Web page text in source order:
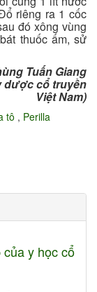
riêng ra 1 cốc
đó xông vùng
thuốc ấm, sử
Tuấn Giang
dược cổ truyền
Việt Nam)
tô , Perilla
y học cổ